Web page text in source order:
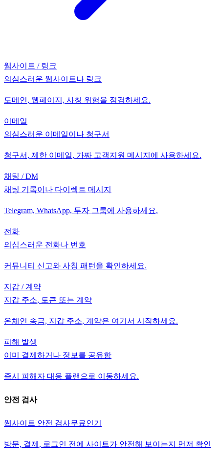
웹사이트 / 링크
의심스러운 웹사이트나 링크
도메인, 웹페이지, 사칭 위험을 점검하세요.
이메일
의심스러운 이메일이나 청구서
청구서, 제한 이메일, 가짜 고객지원 메시지에 사용하세요.
채팅 / DM
채팅 기록이나 다이렉트 메시지
Telegram, WhatsApp, 투자 그룹에 사용하세요.
전화
의심스러운 전화나 번호
커뮤니티 신고와 사칭 패턴을 확인하세요.
지갑 / 계약
지갑 주소, 토큰 또는 계약
온체인 송금, 지갑 주소, 계약은 여기서 시작하세요.
피해 발생
이미 결제하거나 정보를 공유함
즉시 피해자 대응 플랜으로 이동하세요.
안전 검사
웹사이트 안전 검사무료인기
방문, 결제, 로그인 전에 사이트가 안전해 보이는지 먼저 확인